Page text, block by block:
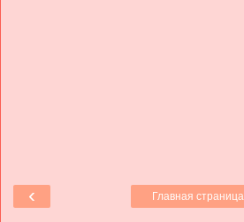
‹ Главная страница